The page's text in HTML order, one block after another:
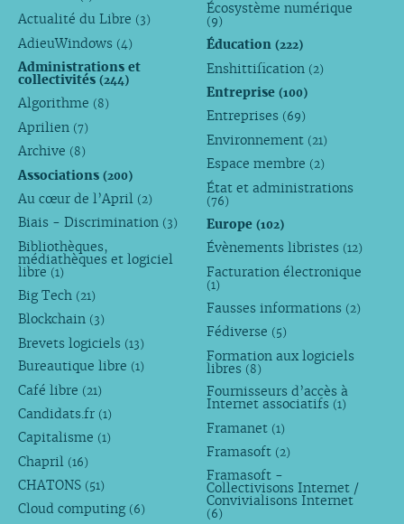
Actualité du Libre (3)
AdieuWindows (4)
Administrations et
collectivités (244)
Algorithme (8)
Aprilien (7)
Archive (8)
Associations (200)
Au cœur de l’April (2)
Biais - Discrimination (3)
Bibliothèques,
médiathèques et logiciel
libre (1)
Big Tech (21)
Blockchain (3)
Brevets logiciels (13)
Bureautique libre (1)
Café libre (21)
Candidats.fr (1)
Capitalisme (1)
Chapril (16)
CHATONS (51)
Cloud computing (6)
Écosystème numérique
(9)
Éducation(222)
Enshittification (2)
Entreprise(100)
Entreprises (69)
Environnement (21)
Espace membre (2)
État et administrations
(76)
Europe(102)
Évènements libristes (12)
Facturation électronique
(1)
Fausses informations (2)
Fédiverse (5)
Formation aux logiciels
libres (8)
Fournisseurs d’accès à
Internet associatifs (1)
Framanet (1)
Framasoft (2)
Framasoft -
Collectivisons Internet /
Convivialisons Internet
(6)